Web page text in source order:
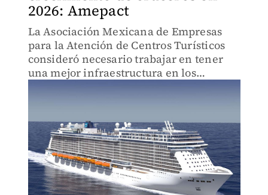
2026: Amepact
La Asociación Mexicana de Empresas
para la Atención de Centros Turísticos
consideró necesario trabajar en tener
una mejor infraestructura en los
puertos.